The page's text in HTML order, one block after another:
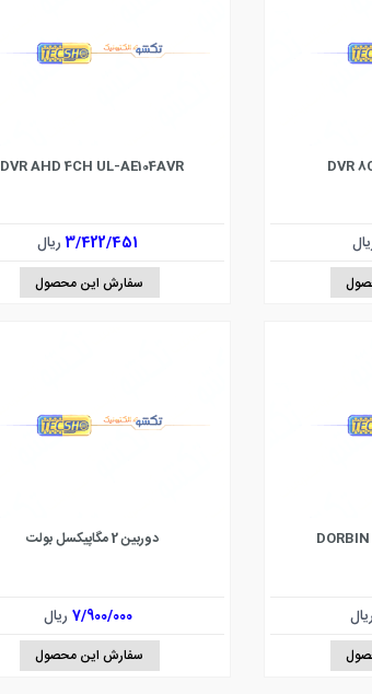
DVR
DVR AHD 4CH UL-AE104AVR
3/422/451ریال
سفارش این محصول
دوربین 2 مگاپیکسل بولت
7/900/000 ریال
سفارش این محصول